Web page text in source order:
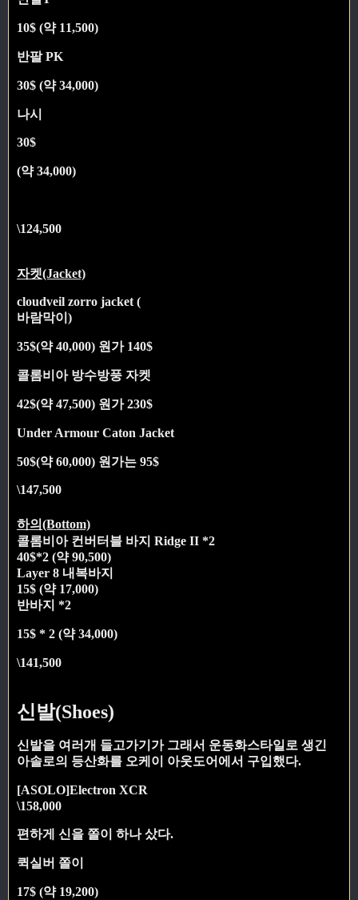
10$ (약 11,500)
반팔 PK
30$ (약 34,000)
나시
30$
(약 34,000)
\124,500
자켓(Jacket)
cloudveil zorro jacket (
바람막이)
35$(약 40,000) 원가 140$
콜롬비아 방수방풍 자켓
42$(약 47,500) 원가 230$
Under Armour Caton Jacket
50$(약 60,000) 원가는 95$
\147,500
하의(Bottom)
콜롬비아 컨버터블 바지 Ridge II *2
40$*2 (약 90,500)
Layer 8 내복바지
15$ (약 17,000)
반바지 *2
15$ * 2 (약 34,000)
\141,500
신발(Shoes)
신발을 여러개 들고가기가 그래서 운동화스타일로 생긴
아솔로의 등산화를 오케이 아웃도어에서 구입했다.
[ASOLO]Electron XCR
\158,000
편하게 신을 쫄이 하나 샀다.
퀵실버 쫄이
17$ (약 19,200)